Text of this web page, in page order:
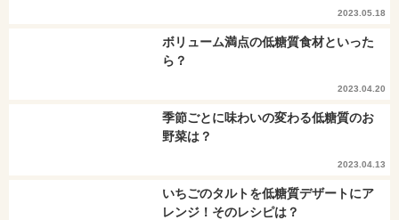
2023.05.18
ボリューム満点の低糖質食材といった
ら？
2023.04.20
季節ごとに味わいの変わる低糖質のお
野菜は？
2023.04.13
いちごのタルトを低糖質デザートにア
レンジ！そのレシピは？